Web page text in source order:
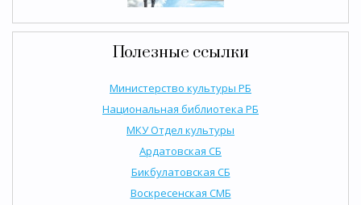
Полезные ссылки
Министерство культуры РБ
Национальная библиотека РБ
МКУ Отдел культуры
Ардатовская СБ
Бикбулатовская СБ
Воскресенская СМБ